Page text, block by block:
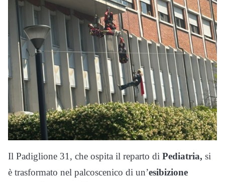
Il Padiglione 31, che ospita il reparto di Pediatria, si
è trasformato nel palcoscenico di un’esibizione